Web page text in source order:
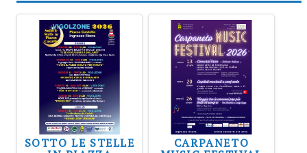
SOTTO LE STELLE CARPANETO